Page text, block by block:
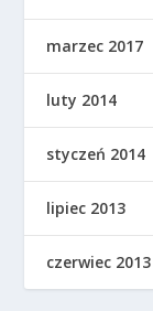
marzec 2017
luty 2014
styczeń 2014
lipiec 2013
czerwiec 2013